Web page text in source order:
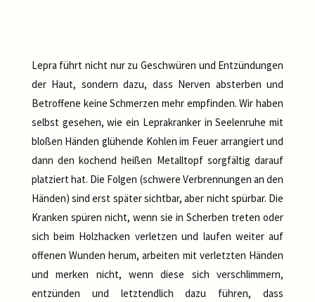
Lepra führt nicht nur zu Geschwüren und Entzündungen
der Haut, sondern dazu, dass Nerven absterben und
Betroffene keine Schmerzen mehr empfinden. Wir haben
selbst gesehen, wie ein Leprakranker in Seelenruhe mit
bloßen Händen glühende Kohlen im Feuer arrangiert und
dann den kochend heißen Metalltopf sorgfältig darauf
platziert hat. Die Folgen (schwere Verbrennungen an den
Händen) sind erst später sichtbar, aber nicht spürbar. Die
Kranken spüren nicht, wenn sie in Scherben treten oder
sich beim Holzhacken verletzen und laufen weiter auf
offenen Wunden herum, arbeiten mit verletzten Händen
und merken nicht, wenn diese sich verschlimmern,
entzünden und letztendlich dazu führen, dass